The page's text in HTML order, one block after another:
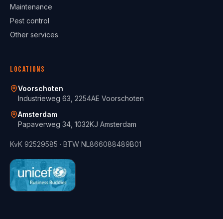
Maintenance
Pest control
Other services
Locations
Voorschoten
Industrieweg 63, 2254AE Voorschoten
Amsterdam
Papaverweg 34, 1032KJ Amsterdam
KvK 92529585 · BTW NL866088489B01